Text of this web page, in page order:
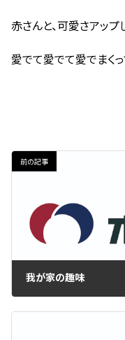
赤さんと、可愛さアッ
愛でて愛でて愛でまく
前の記事
我が家の趣味